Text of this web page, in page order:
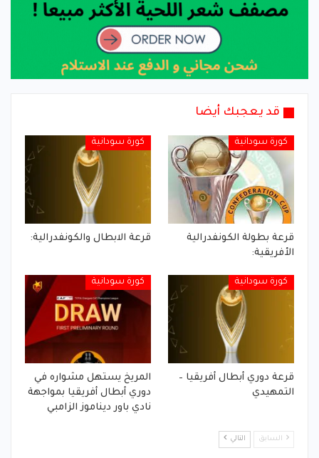
قد يعجبك أيضا
كورة سودانية
قرعة بطولة الكونفدرالية
الأفريقية:
كورة سودانية
قرعة الابطال والكونفدرالية:
كورة سودانية
قرعة دوري أبطال أفريقيا –
التمهيدي
كورة سودانية
المريخ يستهل مشواره في
دوري أبطال أفريقيا بمواجهة
نادي باور ديناموز الزامبي
السابق التالي